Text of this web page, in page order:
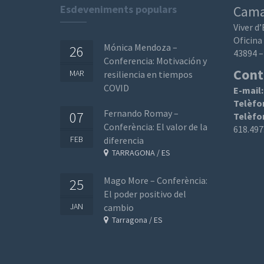
Esdeveniments populars
26
MAR
Mónica Mendoza –
Conferencia: Motivación y
resiliencia en tiempos
COVID
07
FEB
Fernando Romay –
Conferència: El valor de la
diferencia
TARRAGONA / ES
25
JAN
Mago More – Conferència:
El poder positivo del
cambio
Tarragona / ES
Viver
Oficina
43894
E-